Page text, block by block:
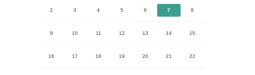
2 3 4 5 6 7 8
9 10 11 12 13 14 15
16 17 18 19 20 21 22